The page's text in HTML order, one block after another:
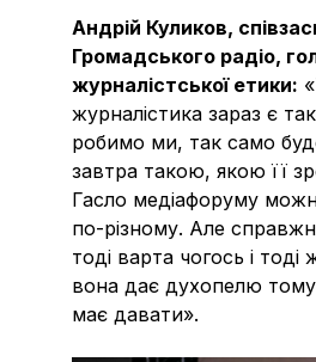
Андрій Куликов,
Громадського радіо,
журналістської етики:
журналістика зараз є
робимо ми, так само
завтра такою, якою її
Гасло медіафоруму
по-різному. Але
тоді варта чогось і
вона дає духопелю
має давати».